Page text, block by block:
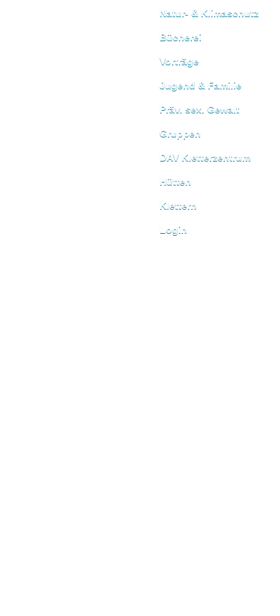
Natur- & Klimaschutz
Bücherei
Vorträge
Jugend & Familie
Präv. sex. Gewalt
Gruppen
DAV Kletterzentrum
Hütten
Klettern
Login